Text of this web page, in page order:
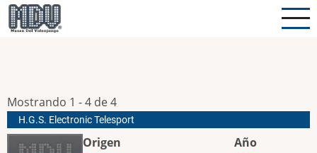
Pasar
al
Mostrando 1 - 4 de 4
H.G.S. Electronic Telesport
Origen
Año